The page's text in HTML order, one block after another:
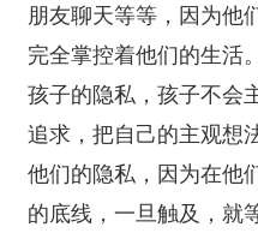
朋友聊天等等，因为他
完全掌控着他们的生活
孩子的隐私，孩子不会
追求，把自己的主观想
他们的隐私，因为在他
的底线，一旦触及，就